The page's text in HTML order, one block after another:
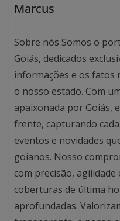
Marcus
Sobre nós Somos o
Goiás, dedicados
informações e os fatos
o nosso estado. Com
apaixonada por Goiás,
frente, capturando
eventos e novidades
goianos. Nosso
com precisão,
coberturas de última
aprofundadas.